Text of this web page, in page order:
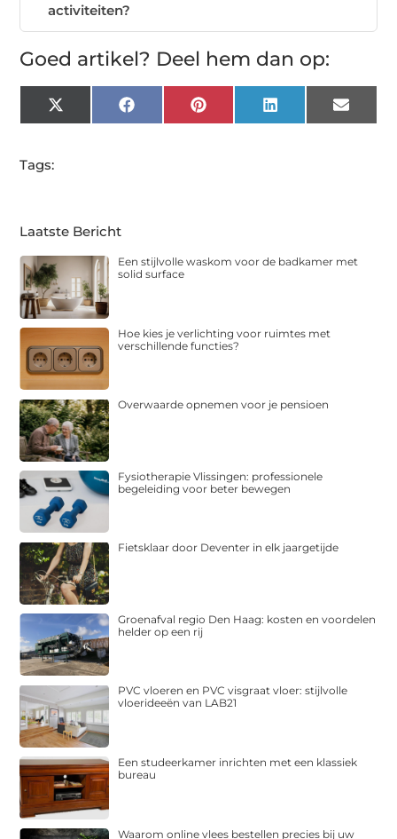
activiteiten?
Goed artikel? Deel hem dan op:
X
(Twitter)
FacebookPinterest LinkedIn Email
Tags:
Laatste Bericht
Een stijlvolle waskom voor de badkamer met
solid surface
Hoe kies je verlichting voor ruimtes met
verschillende functies?
Overwaarde opnemen voor je pensioen
Fysiotherapie Vlissingen: professionele
begeleiding voor beter bewegen
Fietsklaar door Deventer in elk jaargetijde
Groenafval regio Den Haag: kosten en voordelen
helder op een rij
PVC vloeren en PVC visgraat vloer: stijlvolle
vloerideeën van LAB21
Een studeerkamer inrichten met een klassiek
bureau
Waarom online vlees bestellen precies bij uw